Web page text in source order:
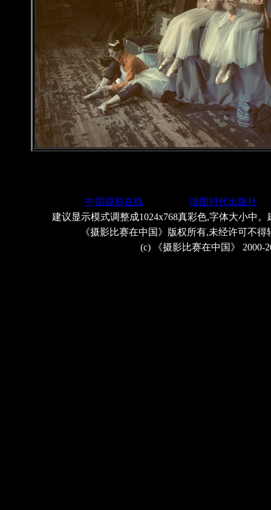
中国摄影在线
读图时代出版社
建议显示模式调整成1024x768真彩色,字体大小中
《摄影比赛在中国》版权所有,未经许可不
(c) 《摄影比赛在中国》 2000-